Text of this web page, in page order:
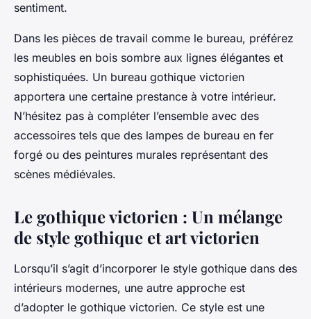
sentiment.
Dans les pièces de travail comme le bureau, préférez
les meubles en bois sombre aux lignes élégantes et
sophistiquées. Un bureau gothique victorien
apportera une certaine prestance à votre intérieur.
N’hésitez pas à compléter l’ensemble avec des
accessoires tels que des lampes de bureau en fer
forgé ou des peintures murales représentant des
scènes médiévales.
Le gothique victorien : Un mélange
de style gothique et art victorien
Lorsqu’il s’agit d’incorporer le style gothique dans des
intérieurs modernes, une autre approche est
d’adopter le gothique victorien. Ce style est une